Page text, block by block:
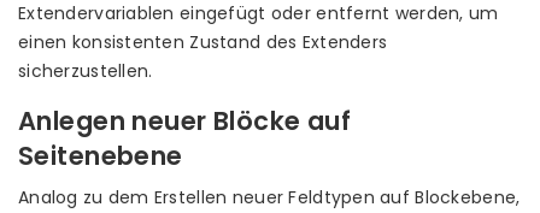
Extendervariablen eingefügt oder entfernt werden, um
einen konsistenten Zustand des Extenders
sicherzustellen.
Anlegen neuer Blöcke auf
Seitenebene
Analog zu dem Erstellen neuer Feldtypen auf Blockebene,